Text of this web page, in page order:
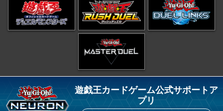
遊戯王カードゲーム公式サポートア
プリ